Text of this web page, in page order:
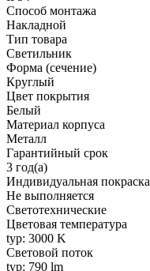
Способ монтажа
Накладной
Тип товара
Светильник
Форма (сечение)
Круглый
Цвет покрытия
Белый
Материал корпуса
Металл
Гарантийный срок
3 год(а)
Индивидуальная покраска
Не выполняется
Светотехнические
Цветовая температура
typ: 3000 K
Световой поток
typ: 790 lm